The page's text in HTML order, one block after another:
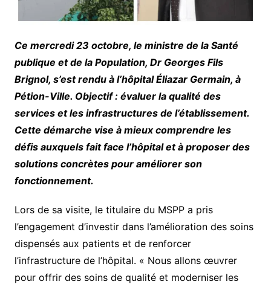
Ce mercredi 23 octobre, le ministre de la Santé
publique et de la Population, Dr Georges Fils
Brignol, s’est rendu à l’hôpital Éliazar Germain, à
Pétion-Ville. Objectif : évaluer la qualité des
services et les infrastructures de l’établissement.
Cette démarche vise à mieux comprendre les
défis auxquels fait face l’hôpital et à proposer des
solutions concrètes pour améliorer son
fonctionnement.
Lors de sa visite, le titulaire du MSPP a pris
l’engagement d’investir dans l’amélioration des soins
dispensés aux patients et de renforcer
l’infrastructure de l’hôpital. « Nous allons œuvrer
pour offrir des soins de qualité et moderniser les